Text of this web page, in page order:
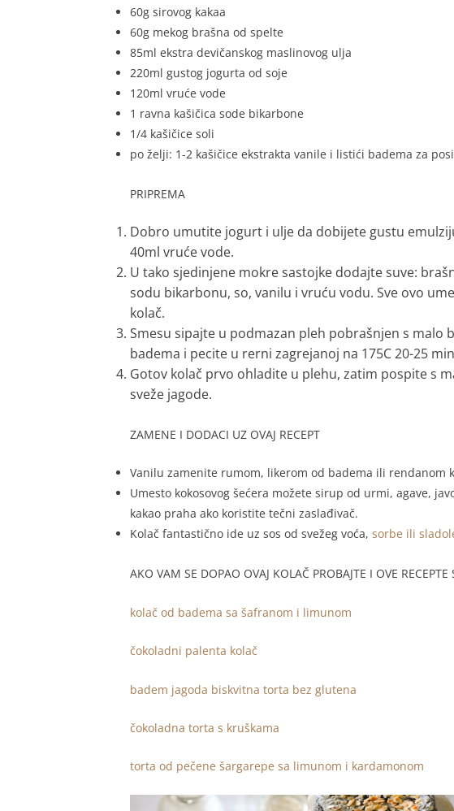
60g sirovog kakaa
60g mekog brašna od spelte
85ml ekstra devičanskog maslinovog ulja
220ml gustog jogurta od soje
120ml vruće vode
1 ravna kašičica sode bikarbone
1/4 kašičice soli
po želji: 1-2 kašičice ekstrakta vanile i listići badema za
PRIPREMA
Dobro umutite jogurt i ulje da dobijete gustu
40ml vruće vode.
U tako sjedinjene mokre sastojke dodajte suve:
sodu bikarbonu, so, vanilu i vruću vodu. Sve ovo
kolač.
Smesu sipajte u podmazan pleh pobrašnjen s malo
badema i pecite u rerni zagrejanoj na 175C 20-25
Gotov kolač prvo ohladite u plehu, zatim pospite s
sveže jagode.
ZAMENE I DODACI UZ OVAJ RECEPT
Vanilu zamenite rumom, likerom od badema ili rendanom
Umesto kokosovog šećera možete sirup od urmi, agave,
kakao praha ako koristite tečni zaslađivač.
Kolač fantastično ide uz sos od svežeg voća, sorbe ili
AKO VAM SE DOPAO OVAJ KOLAČ PROBAJTE I OVE RECEPTE
kolač od badema sa šafranom i limunom
čokoladni palenta kolač
badem jagoda biskvitna torta bez glutena
čokoladna torta s kruškama
torta od pečene šargarepe sa limunom i kardamonom